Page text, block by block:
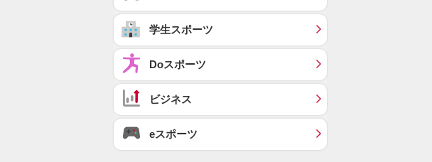
学生スポーツ
Doスポーツ
ビジネス
eスポーツ